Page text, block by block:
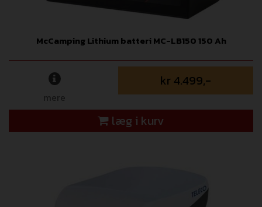
McCamping Lithium batteri MC-LB150 150 Ah
mere
kr 4.499,-
læg i kurv